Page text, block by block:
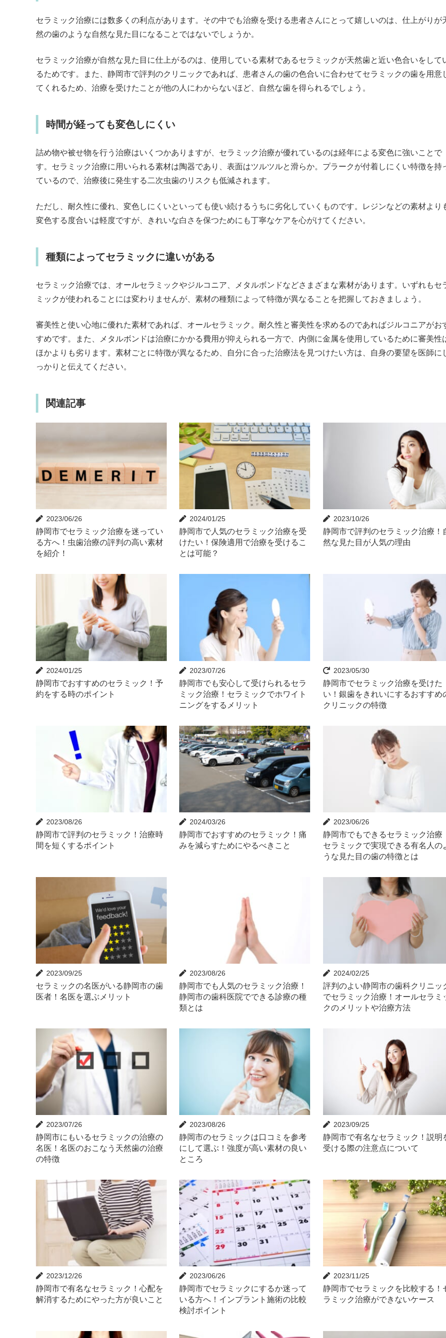
セラミック治療には数多くの利点があります。その中でも治療を受ける患者さんにとって嬉しいのは、仕上がりが
然の歯のような自然な見た目になることではないでしょうか。
セラミック治療が自然な見た目に仕上がるのは、使用している素材であるセラミックが天然歯と近い色合いをして
るためです。また、静岡市で評判のクリニックであれば、患者さんの歯の色合いに合わせてセラミックの歯を用意
てくれるため、治療を受けたことが他の人にわからないほど、自然な歯を得られるでしょう。
時間が経っても変色しにくい
詰め物や被せ物を行う治療はいくつかありますが、セラミック治療が優れているのは経年による変色に強いことで
す。セラミック治療に用いられる素材は陶器であり、表面はツルツルと滑らか。プラークが付着しにくい特徴を持
ているので、治療後に発生する二次虫歯のリスクも低減されます。
ただし、耐久性に優れ、変色しにくいといっても使い続けるうちに劣化していくものです。レジンなどの素材より
変色する度合いは軽度ですが、きれいな白さを保つためにも丁寧なケアを心がけてください。
種類によってセラミックに違いがある
セラミック治療では、オールセラミックやジルコニア、メタルボンドなどさまざまな素材があります。いずれもセ
ミックが使われることには変わりませんが、素材の種類によって特徴が異なることを把握しておきましょう。
審美性と使い心地に優れた素材であれば、オールセラミック。耐久性と審美性を求めるのであればジルコニアがお
すめです。また、メタルボンドは治療にかかる費用が抑えられる一方で、内側に金属を使用しているために審美性
ほかよりも劣ります。素材ごとに特徴が異なるため、自分に合った治療法を見つけたい方は、自身の要望を医師に
っかりと伝えてください。
関連記事
2023/06/26
静岡市でセラミック治療を迷ってい
る方へ！虫歯治療の評判の高い素材
を紹介！
2024/01/25
静岡市で人気のセラミック治療を受
けたい！保険適用で治療を受けるこ
とは可能？
2023/10/26
静岡市で評判のセラミック治療！
然な見た目が人気の理由
2024/01/25
静岡市でおすすめのセラミック！予
約をする時のポイント
2023/07/26
静岡市でも安心して受けられるセラ
ミック治療！セラミックでホワイト
ニングをするメリット
2023/05/30
静岡市でセラミック治療を受けた
い！銀歯をきれいにするおすすめ
クリニックの特徴
2023/08/26
静岡市で評判のセラミック！治療時
間を短くするポイント
2024/03/26
静岡市でおすすめのセラミック！痛
みを減らすためにやるべきこと
2023/06/26
静岡市でもできるセラミック治療
セラミックで実現できる有名人の
うな見た目の歯の特徴とは
2023/09/25
セラミックの名医がいる静岡市の歯
医者！名医を選ぶメリット
2023/08/26
静岡市でも人気のセラミック治療！
静岡市の歯科医院でできる診療の種
類とは
2024/02/25
評判のよい静岡市の歯科クリニッ
でセラミック治療！オールセラミ
クのメリットや治療方法
2023/07/26
静岡市にもいるセラミックの治療の
名医！名医のおこなう天然歯の治療
の特徴
2023/08/26
静岡市のセラミックは口コミを参考
にして選ぶ！強度が高い素材の良い
ところ
2023/09/25
静岡市で有名なセラミック！説明
受ける際の注意点について
2023/12/26
静岡市で有名なセラミック！心配を
解消するためにやった方が良いこと
2023/06/26
静岡市でセラミックにするか迷って
いる方へ！インプラント施術の比較
検討ポイント
2023/11/25
静岡市でセラミックを比較する！
ラミック治療ができないケース